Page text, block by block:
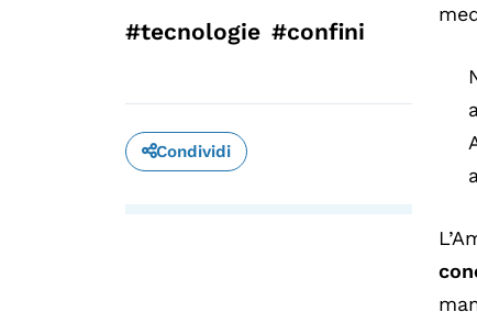
#tecnologie #confini
Condividi